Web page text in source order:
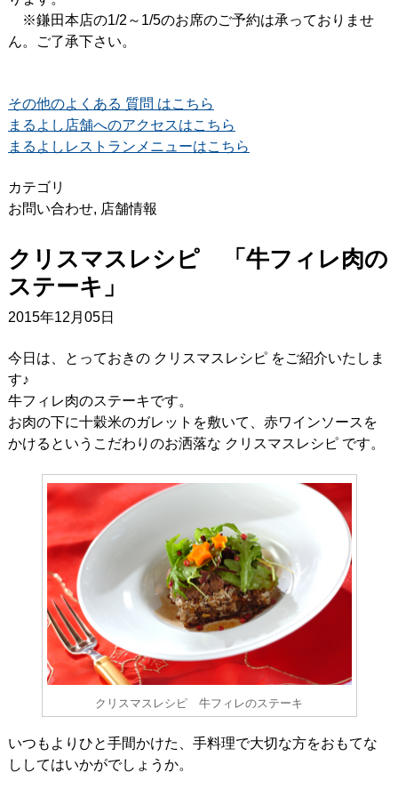
※鎌田本店の1/2～1/5のお席のご予約は承っておりませ
ん。ご了承下さい。
その他のよくある 質問 はこちら
まるよし店舗へのアクセスはこちら
まるよしレストランメニューはこちら
カテゴリ
お問い合わせ, 店舗情報
クリスマスレシピ 「牛フィレ肉の
ステーキ」
2015年12月05日
今日は、とっておきの クリスマスレシピ をご紹介いたしま
す♪
牛フィレ肉のステーキです。
お肉の下に十穀米のガレットを敷いて、赤ワインソースを
かけるというこだわりのお洒落な クリスマスレシピ です。
クリスマスレシピ 牛フィレのステーキ
いつもよりひと手間かけた、手料理で大切な方をおもてな
ししてはいかがでしょうか。